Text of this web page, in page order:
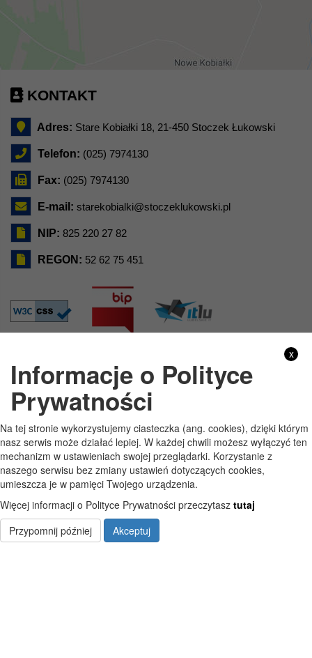
KONTAKT
Adres: Stare Kobiałki 18, 21-450 Stoczek Łukowski
Telefon: (025) 7974130
Fax: (025) 7974130
E-mail: starekobialki@stoczeklukowski.pl
NIP: 825 220 27 82
REGON: 52 62 75 451
GODZINY PRACY
Pon 7:30 - 15:30
Wt 7:30 - 15:30
Śr 7:30 - 15:30
Pt 7:30 - 15:30
x
Informacje o Polityce
Prywatności
Na tej stronie wykorzystujemy ciasteczka (ang. cookies), dzięki którym
nasz serwis może działać lepiej. W każdej chwili możesz wyłączyć ten
mechanizm w ustawieniach swojej przeglądarki. Korzystanie z
naszego serwisu bez zmiany ustawień dotyczących cookies,
umieszcza je w pamięci Twojego urządzenia.
Więcej informacji o Polityce Prywatności przeczytasz tutaj
Przypomnij później
Akceptuj